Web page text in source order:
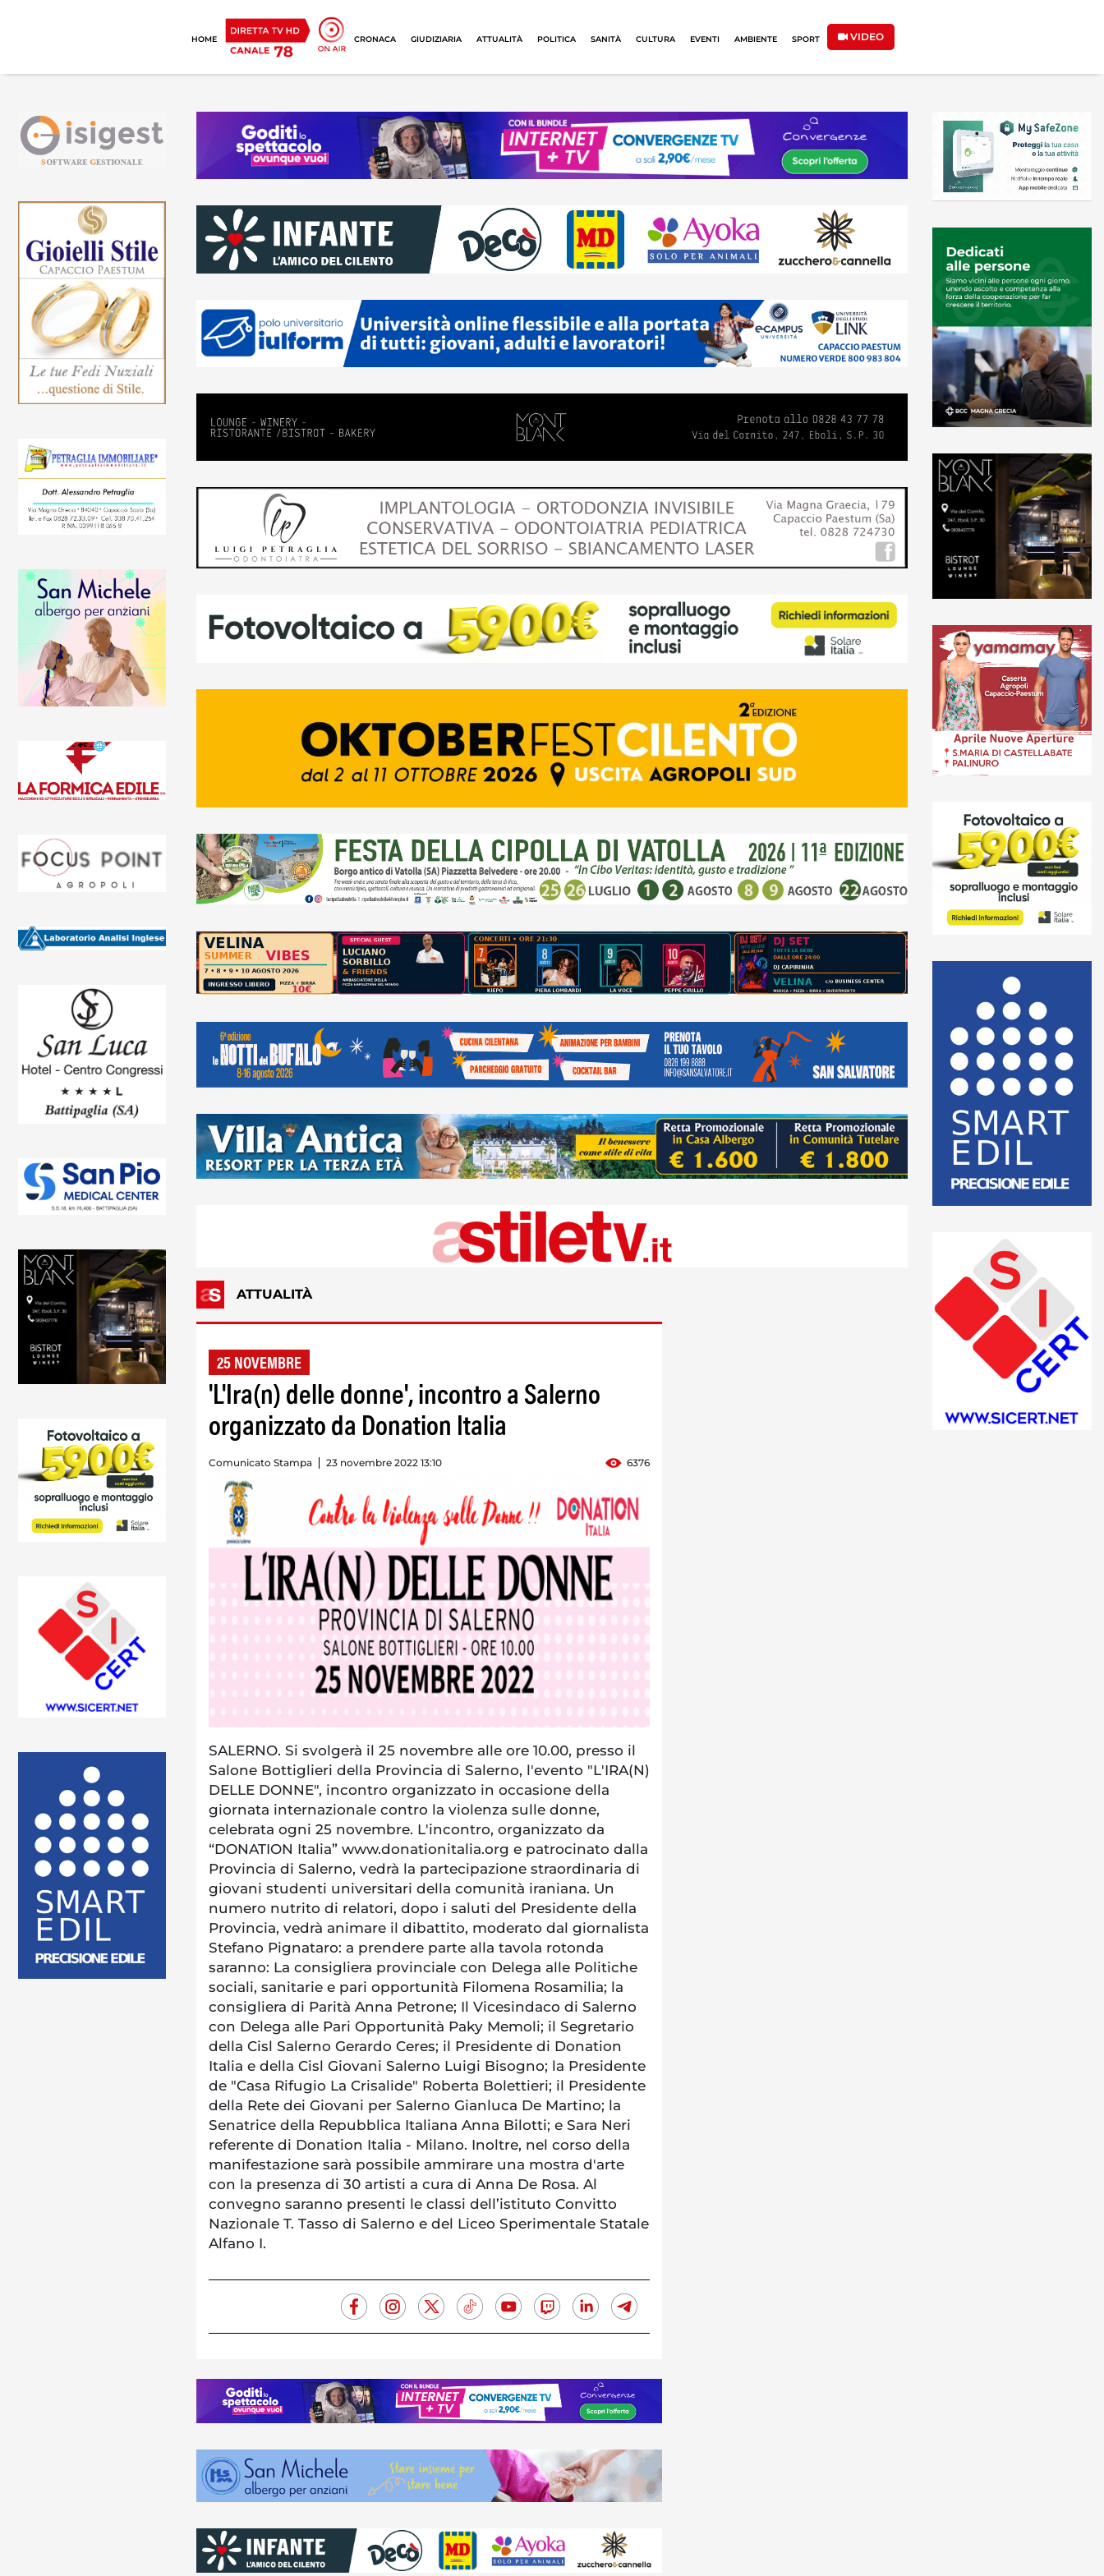
HOME CRONACA GIUDIZIARIA ATTUALITÀ POLITICA SANITÀ CULTURA EVENTI AMBIENTE SPORT VIDEO
ATTUALITÀ
25 NOVEMBRE
'L'Ira(n) delle donne', incontro a Salerno
organizzato da Donation Italia
Comunicato Stampa 23 novembre 2022 13:10 6376
SALERNO. Si svolgerà il 25 novembre alle ore 10.00, presso il
Salone Bottiglieri della Provincia di Salerno, l'evento "L'IRA(N)
DELLE DONNE", incontro organizzato in occasione della
giornata internazionale contro la violenza sulle donne,
celebrata ogni 25 novembre. L'incontro, organizzato da
“DONATION Italia” www.donationitalia.org e patrocinato dalla
Provincia di Salerno, vedrà la partecipazione straordinaria di
giovani studenti universitari della comunità iraniana. Un
numero nutrito di relatori, dopo i saluti del Presidente della
Provincia, vedrà animare il dibattito, moderato dal giornalista
Stefano Pignataro: a prendere parte alla tavola rotonda
saranno: La consigliera provinciale con Delega alle Politiche
sociali, sanitarie e pari opportunità Filomena Rosamilia; la
consigliera di Parità Anna Petrone; Il Vicesindaco di Salerno
con Delega alle Pari Opportunità Paky Memoli; il Segretario
della Cisl Salerno Gerardo Ceres; il Presidente di Donation
Italia e della Cisl Giovani Salerno Luigi Bisogno; la Presidente
de "Casa Rifugio La Crisalide" Roberta Bolettieri; il Presidente
della Rete dei Giovani per Salerno Gianluca De Martino; la
Senatrice della Repubblica Italiana Anna Bilotti; e Sara Neri
referente di Donation Italia - Milano. Inoltre, nel corso della
manifestazione sarà possibile ammirare una mostra d'arte
con la presenza di 30 artisti a cura di Anna De Rosa. Al
convegno saranno presenti le classi dell’istituto Convitto
Nazionale T. Tasso di Salerno e del Liceo Sperimentale Statale
Alfano I.